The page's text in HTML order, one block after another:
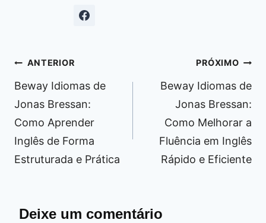
Navegação
de
Post
ANTERIOR
Beway Idiomas de
Jonas Bressan:
Como Aprender
Inglês de Forma
Estruturada e Prática
PRÓXIMO
Beway Idiomas de
Jonas Bressan:
Como Melhorar a
Fluência em Inglês
Rápido e Eficiente
Deixe um comentário